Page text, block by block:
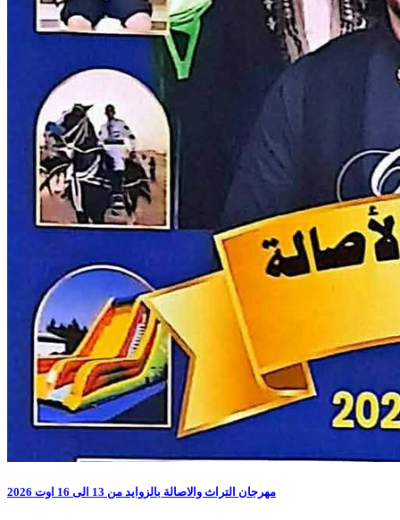
مهرجان التراث والاصالة بالزوايد من 13 الى 16 اوت 2026